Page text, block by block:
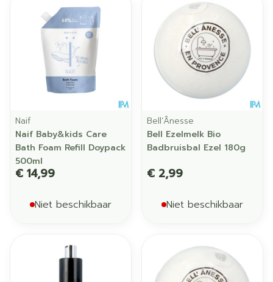
Naif
Naif Baby&kids Care
Bath Foam Refill Doypack
500ml
€ 14,99
Niet beschikbaar
Bell’Ânesse
Bell Ezelmelk Bio
Badbruisbal Ezel 180g
€ 2,99
Niet beschikbaar